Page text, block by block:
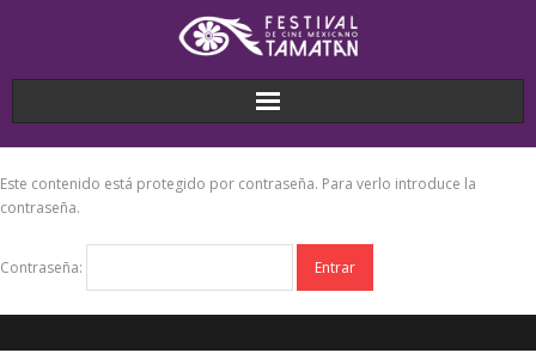
Este contenido está protegido por contraseña. Para verlo introduce la
contraseña.
Contraseña: